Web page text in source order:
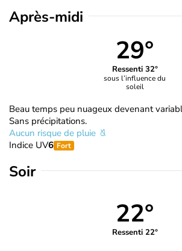
Après-midi
29°
Ressenti 32°
sous l’influence du
soleil
Beau temps peu nuageux devenant
Sans précipitations.
Aucun risque de pluie
Indice UV6 Fort
Soir
22°
Ressenti 22°